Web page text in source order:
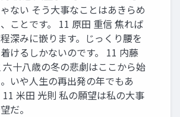
ない そう大事なことはあきらめ
ことです。 11 原田 重信 焦れば
深みに嵌ります。じっくり腰を
けるしかないのです。 11 内藤
六十八歳の冬の悲劇はここから始
いや人生の再出発の年でもあ
11 米田 光則 私の願望は私の大事
だ。